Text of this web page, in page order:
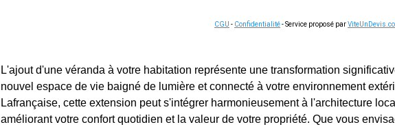
CGU - Confidentialité- Service proposé par
L'ajout d'une véranda à votre habitation représente une transformation
nouvel espace de vie baigné de lumière et connecté à votre environnement
Lafrançaise, cette extension peut s'intégrer harmonieusement à l'architecture
améliorant votre confort quotidien et la valeur de votre propriété. Que vous